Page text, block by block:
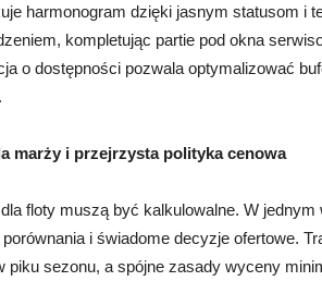
harmonogram dzięki jasnym statusom i
kompletując partie pod okna
o dostępności pozwala optymalizować
marży i przejrzysta polityka cenowa
floty muszą być kalkulowalne. W
i świadome decyzje ofertowe.
piku sezonu, a spójne zasady wyceny